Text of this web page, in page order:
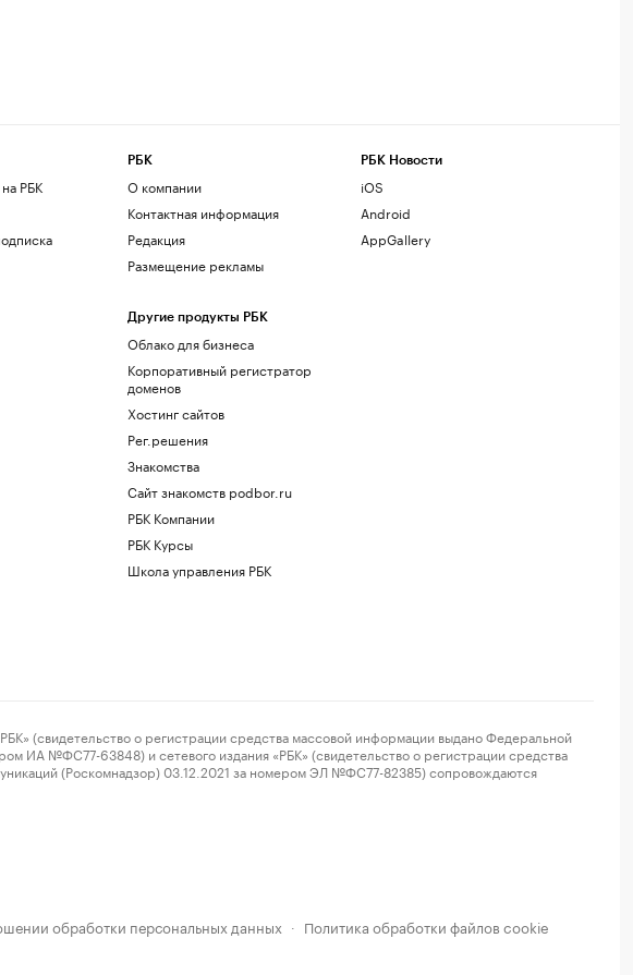
РБК
РБК
О компании
Контактная информация
Редакция
Размещение рекламы
Другие продукты РБК
Облако для бизнеса
Корпоративный регистратор
доменов
Хостинг сайтов
Рег.решения
Знакомства
Сайт знакомств podbor.ru
РБК Компании
РБК Курсы
Школа управления РБК
РБК Новости
iOS
Android
AppGallery
о регистрации средства массовой информации выдано Федеральной
ИА №ФС77-63848) и сетевого издания «РБК» (свидетельство о регистрации средства
(Роскомнадзор) 03.12.2021 за номером ЭЛ №ФС77-82385) сопровождаются
обработки персональных данных · Политика обработки файлов cookie